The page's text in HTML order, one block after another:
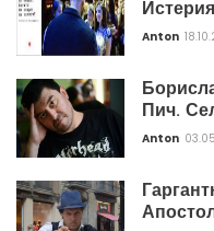
Anton
Пич.
Anton